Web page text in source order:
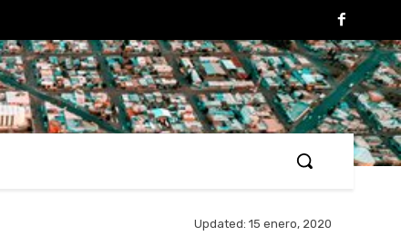
Updated: 15 enero, 2020